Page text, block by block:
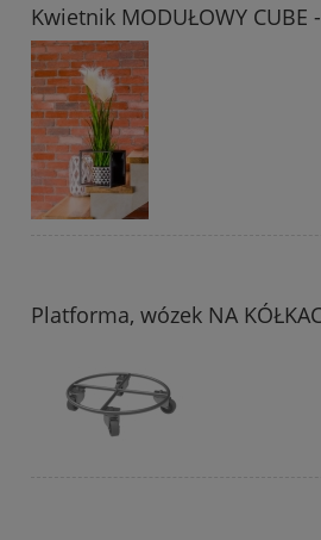
Kwietnik MODUŁOWY CUBE
Platforma, wózek NA